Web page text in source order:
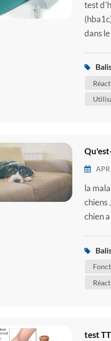
test
dans
la
chiens
chien
test